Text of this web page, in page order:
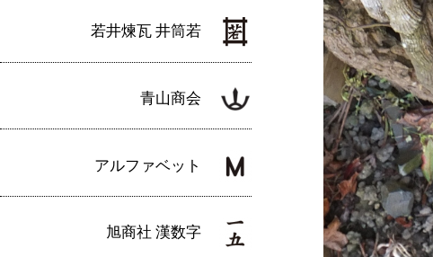
若井煉瓦 井筒若
青山商会
アルファベット
旭商社 漢数字